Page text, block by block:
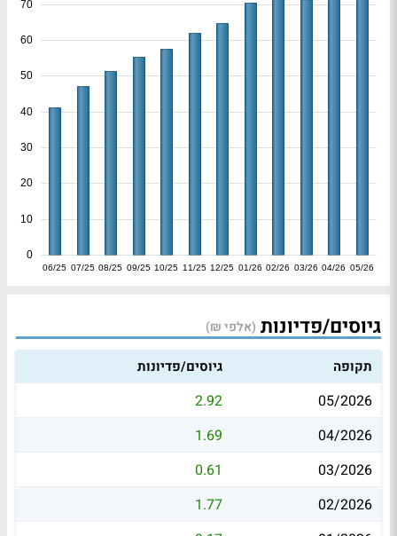
06/25 07/25 08/25 09/25 10/25 11/25 12/25 01/26 02/26 03/26 04/26 05/26
0
10
20
30
40
50
60
70
גיוסים/פדיונות (אלפי ₪)
תקופה גיוסים/פדיונות
05/2026
2.92
04/2026
1.69
03/2026
0.61
02/2026
1.77